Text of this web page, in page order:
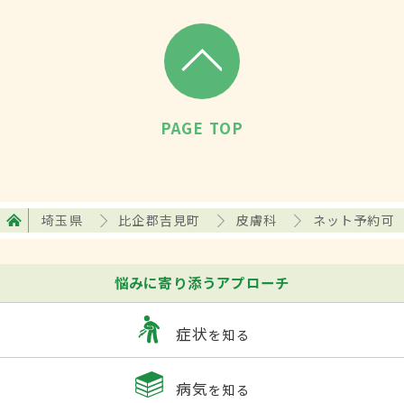
PAGE TOP
埼玉県 比企郡吉見町 皮膚科 ネット予約可
悩みに寄り添うアプローチ
症状を知る
病気を知る